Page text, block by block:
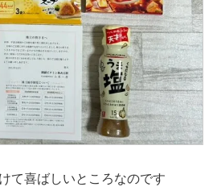
て喜ばしいところなのです